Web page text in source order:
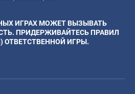
ИГРАХ МОЖЕТ ВЫЗЫВАТЬ
ПРИДЕРЖИВАЙТЕСЬ ПРАВИЛ
ОТВЕТСТВЕННОЙ ИГРЫ.